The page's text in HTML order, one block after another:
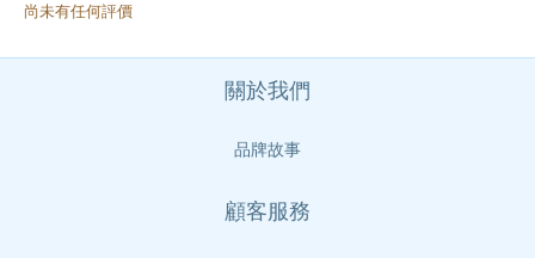
尚未有任何評價
關於我們
品牌故事
顧客服務